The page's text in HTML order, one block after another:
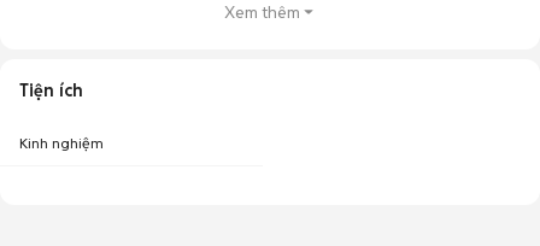
Xem thêm
Tiện ích
Kinh nghiệm